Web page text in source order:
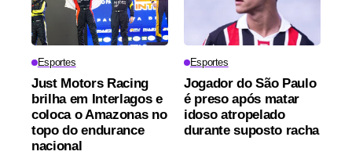
Esportes
Just Motors Racing
brilha em Interlagos e
coloca o Amazonas no
topo do endurance
nacional
Esportes
Jogador do São Paulo
é preso após matar
idoso atropelado
durante suposto racha